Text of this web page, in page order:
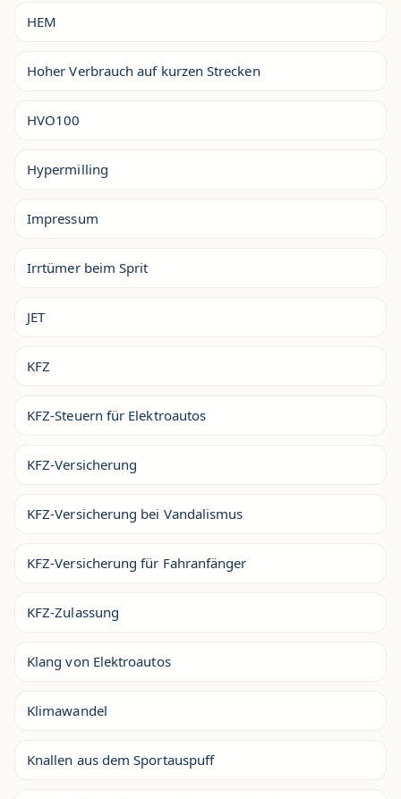
HEM
Hoher Verbrauch auf kurzen Strecken
HVO100
Hypermilling
Impressum
Irrtümer beim Sprit
JET
KFZ
KFZ-Steuern für Elektroautos
KFZ-Versicherung
KFZ-Versicherung bei Vandalismus
KFZ-Versicherung für Fahranfänger
KFZ-Zulassung
Klang von Elektroautos
Klimawandel
Knallen aus dem Sportauspuff